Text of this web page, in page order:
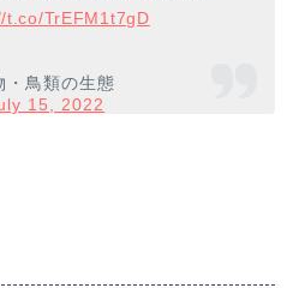
t.co/TrEFM1t7gD
鳥類の生態
15, 2022